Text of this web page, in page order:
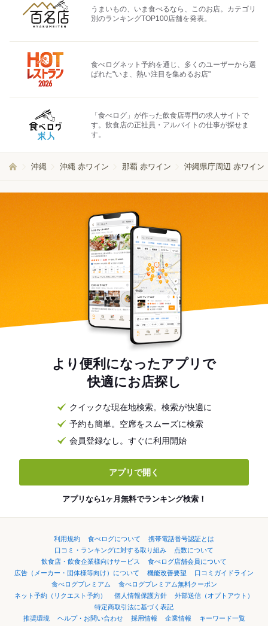
うまいもの、いま食べるなら、このお店。カテゴリ
別のランキングTOP100店舗を発表。
食べログネット予約を通じ、多くのユーザーから選
ばれた"いま、熱い注目を集めるお店"
「食べログ」が作った飲食店専門の求人サイトで
す。飲食店の正社員・アルバイトの仕事が探せま
す。
沖縄 沖縄 赤ワイン 那覇 赤ワイン 沖縄県庁周辺 赤ワイン
より便利になったアプリで
快適にお店探し
クイックな現在地検索。検索が快適に
予約も簡単。空席をスムーズに検索
会員登録なし。すぐに利用開始
アプリで開く
アプリなら1ヶ月無料でランキング検索！
利用規約 食べログについて
携帯電話番号認証とは
口コミ・ランキングに対する取り組み
点数について
飲食店・飲食企業様向けサービス
食べログ店舗会員について
広告（メーカー・団体様等向け）について
機能改善要望
口コミガイドライン
食べログプレミアム
食べログプレミアム無料クーポン
ネット予約（リクエスト予約）
個人情報保護方針
外部送信（オプトアウト）
特定商取引法に基づく表記
推奨環境
ヘルプ・お問い合わせ 採用情報 企業情報 キーワード一覧